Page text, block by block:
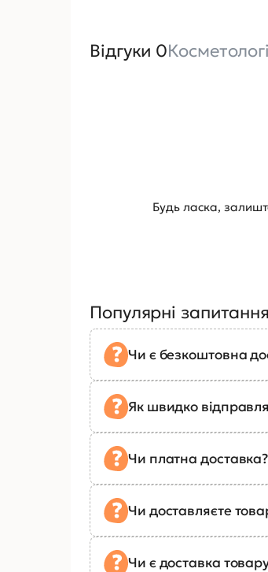
Відгуки 0
Будь ласка,
Популярні запитання
Чи є безкоштовна
Як швидко
Чи платна доставка?
Чи доставляєте
Чи є доставка